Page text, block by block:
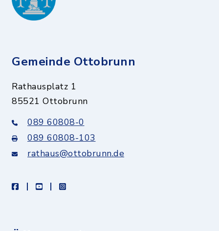
Gemeinde Ottobrunn
Rathausplatz 1
85521 Ottobrunn
089 60808-0
089 60808-103
rathaus@ottobrunn.de
facebookyoutubeinstagram